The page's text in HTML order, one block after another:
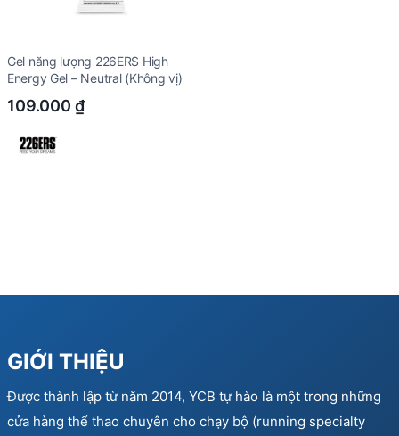
Gel năng lượng 226ERS High
Energy Gel – Neutral (Không vị)
109.000 ₫
GIỚI THIỆU
Được thành lập từ năm 2014, YCB tự hào là một trong những
cửa hàng thể thao chuyên cho chạy bộ (running specialty